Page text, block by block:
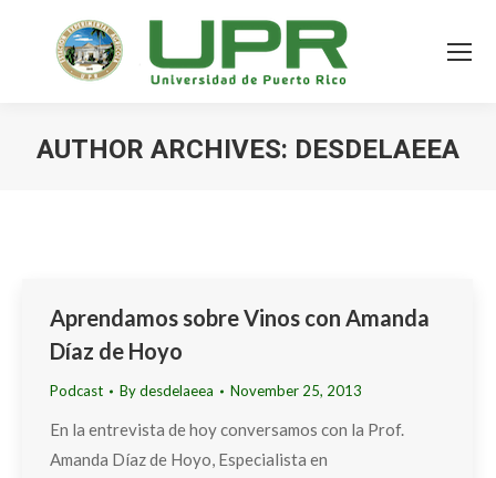
AUTHOR ARCHIVES: DESDELAEEA
Aprendamos sobre Vinos con Amanda
Díaz de Hoyo
Podcast Bydesdelaeea November 25, 2013
En la entrevista de hoy conversamos con la Prof.
Amanda Díaz de Hoyo, Especialista en